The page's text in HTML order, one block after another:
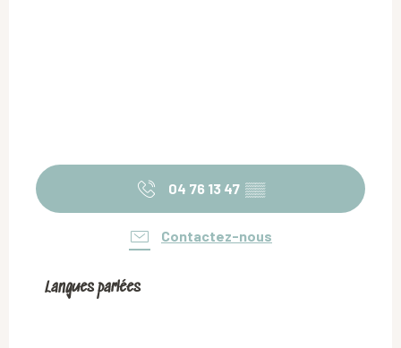
04 76 13 47 ▒▒
Contactez-nous
Langues parlées
Langues parlées